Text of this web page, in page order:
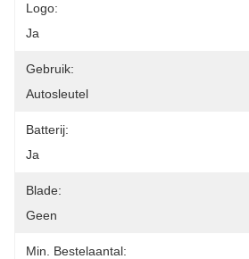
Logo:
Ja
Gebruik:
Autosleutel
Batterij:
Ja
Blade:
Geen
Min. Bestelaantal: